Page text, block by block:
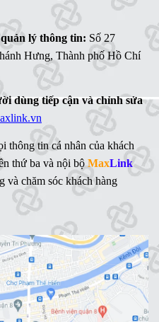
lý thông tin: Số 27
Hưng, Thành phố Hồ Chí
dùng tiếp cận và chỉnh sửa
thông tin cá nhân của khách
thứ ba và nội bộMaxLink
và chăm sóc khách hàng